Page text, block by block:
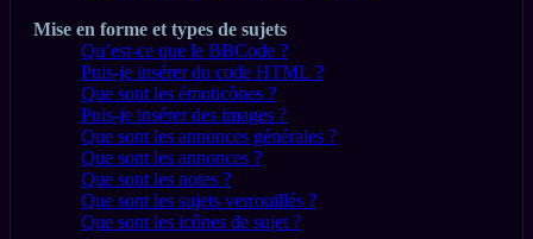
Mise en forme et types de sujets
Qu’est-ce que le BBCode ?
Puis-je insérer du code HTML ?
Que sont les émoticônes ?
Puis-je insérer des images ?
Que sont les annonces générales ?
Que sont les annonces ?
Que sont les notes ?
Que sont les sujets verrouillés ?
Que sont les icônes de sujet ?